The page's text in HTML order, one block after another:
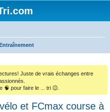
Juste de vrais échanges entre
🧠 pour faire le ... tri 😉.
et FCmax course à